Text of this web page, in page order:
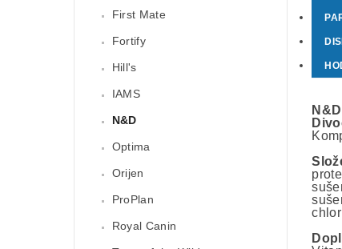
First Mate
Fortify
Hill's
IAMS
N&D
Optima
Orijen
ProPlan
Royal Canin